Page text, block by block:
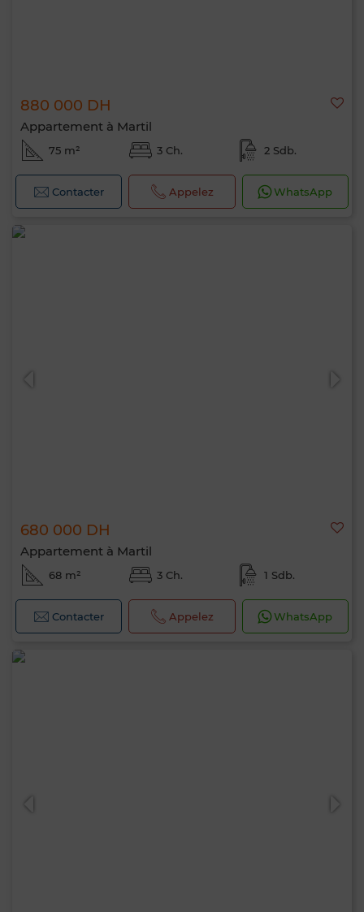
880 000 DH
Appartement à Martil
75 m² 3 Ch. 2 Sdb.
Contacter Appelez WhatsApp
680 000 DH
Appartement à Martil
68 m² 3 Ch. 1 Sdb.
Contacter Appelez WhatsApp